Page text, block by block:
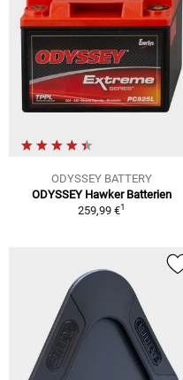
ODYSSEY BATTERY
ODYSSEY Hawker Batterien
259,99 €1